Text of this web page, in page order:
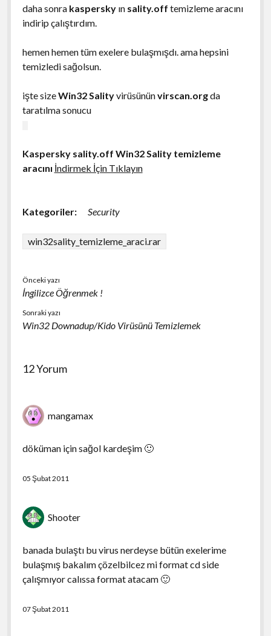
daha sonra kasperskyın sality.off temizleme aracını
indirip çalıştırdım.
hemen hemen tüm exelere bulaşmışdı. ama hepsini
temizledi sağolsun.
işte sizeWin32 Salityvirüsününvirscan.orgda
taratılma sonucu
Kaspersky sality.off Win32 Sality temizleme
aracını İndirmek İçin Tıklayın
Kategoriler: Security
win32sality_temizleme_araci.rar
Önceki yazı
İngilizce Öğrenmek !
Sonraki yazı
Win32 Downadup/Kido Virüsünü Temizlemek
12 Yorum
mangamax
döküman için sağol kardeşim 🙂
05 Şubat 2011
Shooter
banada bulaştı bu virus nerdeyse bütün exelerime
bulaşmış bakalım çözelbilcez mi format cd side
çalışmıyor calıssa format atacam 🙂
07 Şubat 2011